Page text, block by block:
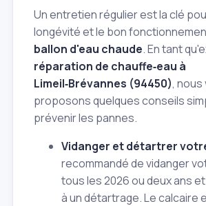
Un entretien régulier est la clé
longévité et le bon
ballon d'eau chaude. En tant
réparation de chauffe‑eau à
Limeil‑Brévannes (94450), nous
proposons quelques conseils
prévenir les pannes.
Vidanger et détartrer
recommandé de vidanger
tous les 2026 ou deux ans
à un détartrage. Le calcaire